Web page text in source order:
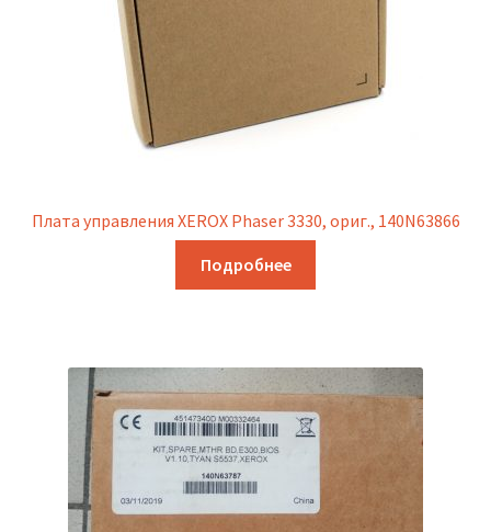
Плата управления XEROX Phaser 3330, ориг., 140N63866
Подробнее